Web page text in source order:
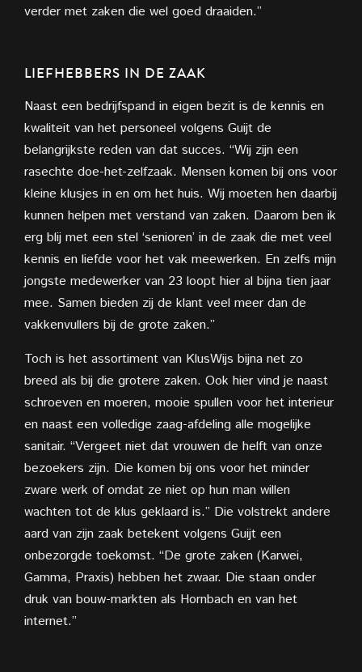
verder met zaken die wel goed draaiden.”
LIEFHEBBERS IN DE ZAAK
Naast een bedrijfspand in eigen bezit is de kennis en
kwaliteit van het personeel volgens Guijt de
belangrijkste reden van dat succes. “Wij zijn een
rasechte doe-het-zelfzaak. Mensen komen bij ons voor
kleine klusjes in en om het huis. Wij moeten hen daarbij
kunnen helpen met verstand van zaken. Daarom ben ik
erg blij met een stel ‘senioren’ in de zaak die met veel
kennis en liefde voor het vak meewerken. En zelfs mijn
jongste medewerker van 23 loopt hier al bijna tien jaar
mee. Samen bieden zij de klant veel meer dan de
vakkenvullers bij de grote zaken.”
Toch is het assortiment van KlusWijs bijna net zo
breed als bij die grotere zaken. Ook hier vind je naast
schroeven en moeren, mooie spullen voor het interieur
en naast een volledige zaag-afdeling alle mogelijke
sanitair. “Vergeet niet dat vrouwen de helft van onze
bezoekers zijn. Die komen bij ons voor het minder
zware werk of omdat ze niet op hun man willen
wachten tot de klus geklaard is.” Die volstrekt andere
aard van zijn zaak betekent volgens Guijt een
onbezorgde toekomst. “De grote zaken (Karwei,
Gamma, Praxis) hebben het zwaar. Die staan onder
druk van bouw-markten als Hornbach en van het
internet.”